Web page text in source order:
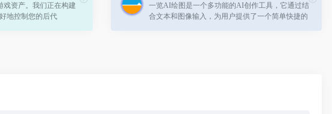
戏资产。我们正在构建
地控制您的后代
一览AI绘图是一个多功能的AI创作工具，它通过结
合文本和图像输入，为用户提供了一个简单快捷的